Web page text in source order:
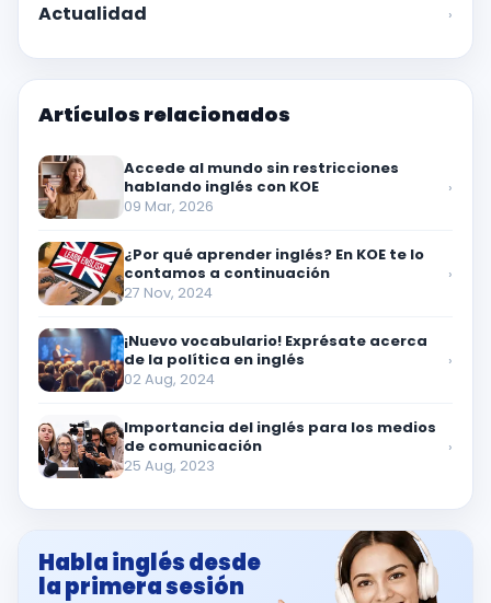
Actualidad ›
Artículos relacionados
Accede al mundo sin restricciones
hablando inglés con KOE
09 Mar, 2026
›
¿Por qué aprender inglés? En KOE te lo
contamos a continuación
27 Nov, 2024
›
¡Nuevo vocabulario! Exprésate acerca
de la política en inglés
02 Aug, 2024
›
Importancia del inglés para los medios
de comunicación
25 Aug, 2023
›
Habla inglés desde
la primera sesión